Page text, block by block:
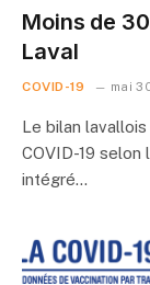
Moins de
Laval
COVID-19 mai
Le bilan
COVID-19
intégré…